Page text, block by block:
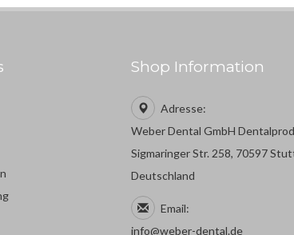
Shop Information
Adresse:
Weber Dental GmbH
Sigmaringer Str. 258, 70597
Deutschland
Email:
info@weber-dental.de